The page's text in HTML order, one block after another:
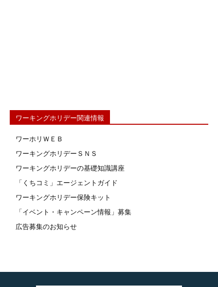
ワーキングホリデー関連情報
ワーホリＷＥＢ
ワーキングホリデーＳＮＳ
ワーキングホリデーの基礎知識講座
「くちコミ」エージェントガイド
ワーキングホリデー保険キット
「イベント・キャンペーン情報」募集
広告募集のお知らせ